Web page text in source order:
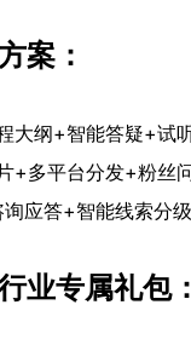
案：
大纲+智能答疑+试
+多平台分发+粉丝
应答+智能线索分级
业专属礼包：